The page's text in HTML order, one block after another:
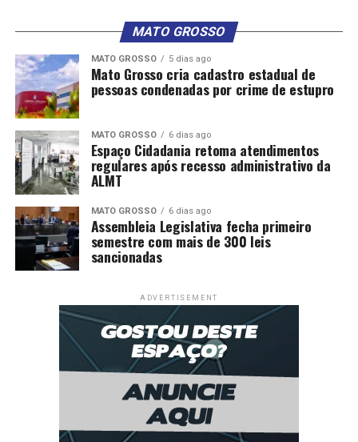
– PIB per Capita (2021): R$ 27.139
– Orçamento estadual (2024): R$ 48,8 bilhões
– Orçamento estadual para investimentos (2024): R$
2,9 bilhõesGovernadora
– Raquel Lyra (PSDB)Senadores
– Teresa Leitão (PT) – 2023-2031
– Humberto Costa (PT) – 2019-2027
– Fernando Dueire (MDB) – 2019-2027Número de
prefeituras por partidos eleitos em 2024
– PSB: 31
– PP: 24
– Republicanos: 22
– PSB: 1.089.446
– PSDB: 452.187
– PSD: 293.352
– Republicanos: 266.539
– União Brasil: 251.095Fontes: Governo de Pernambuco,
IBGE (Instituto Brasileiro de Geografia e Estatística) e
TSE (Tribunal Superior Eleitoral)
MATO GROSSO
MATO GROSSO 5 dias ago
Mato Grosso cria cadastro estadual de
pessoas condenadas por crime de estupro
MATO GROSSO 6 dias ago
Espaço Cidadania retoma atendimentos
regulares após recesso administrativo da
ALMT
MATO GROSSO 6 dias ago
Assembleia Legislativa fecha primeiro
semestre com mais de 300 leis
sancionadas
ADVERTISEMENT